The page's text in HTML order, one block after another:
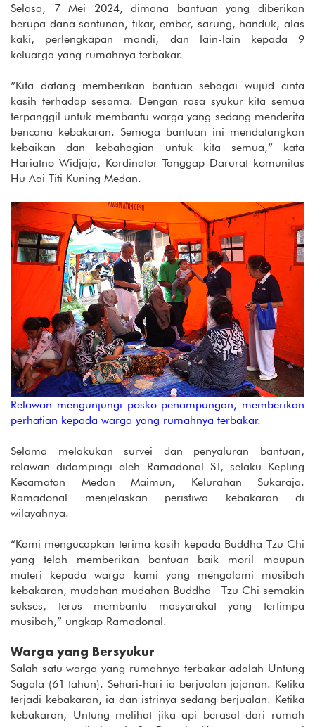
Selasa, 7 Mei 2024, dimana bantuan yang diberikan
berupa dana santunan, tikar, ember, sarung, handuk, alas
kaki, perlengkapan mandi, dan lain-lain kepada 9
keluarga yang rumahnya terbakar.
“Kita datang memberikan bantuan sebagai wujud cinta
kasih terhadap sesama. Dengan rasa syukur kita semua
terpanggil untuk membantu warga yang sedang menderita
bencana kebakaran. Semoga bantuan ini mendatangkan
kebaikan dan kebahagian untuk kita semua,” kata
Hariatno Widjaja, Kordinator Tanggap Darurat komunitas
Hu Aai Titi Kuning Medan.
Relawan mengunjungi posko penampungan, memberikan
perhatian kepada warga yang rumahnya terbakar.
Selama melakukan survei dan penyaluran bantuan,
relawan didampingi oleh Ramadonal ST, selaku Kepling
Kecamatan Medan Maimun, Kelurahan Sukaraja.
Ramadonal menjelaskan peristiwa kebakaran di
wilayahnya.
“Kami mengucapkan terima kasih kepada Buddha Tzu Chi
yang telah memberikan bantuan baik moril maupun
materi kepada warga kami yang mengalami musibah
kebakaran, mudahan mudahan Buddha Tzu Chi semakin
sukses, terus membantu masyarakat yang tertimpa
musibah,” ungkap Ramadonal.
Warga yang Bersyukur
Salah satu warga yang rumahnya terbakar adalah Untung
Sagala (61 tahun). Sehari-hari ia berjualan jajanan. Ketika
terjadi kebakaran, ia dan istrinya sedang berjualan. Ketika
kebakaran, Untung melihat jika api berasal dari rumah